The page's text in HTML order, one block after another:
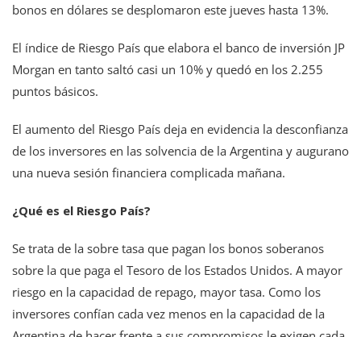
bonos en dólares se desplomaron este jueves hasta 13%.
El índice de Riesgo País que elabora el banco de inversión JP
Morgan en tanto saltó casi un 10% y quedó en los 2.255
puntos básicos.
El aumento del Riesgo País deja en evidencia la desconfianza
de los inversores en las solvencia de la Argentina y augurano
una nueva sesión financiera complicada mañana.
¿Qué es el Riesgo País?
Se trata de la sobre tasa que pagan los bonos soberanos
sobre la que paga el Tesoro de los Estados Unidos. A mayor
riesgo en la capacidad de repago, mayor tasa. Como los
inversores confían cada vez menos en la capacidad de la